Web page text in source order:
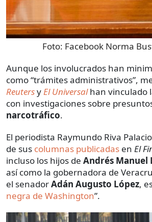
Foto: Facebook Norma
Aunque los involucrados han
como “trámites administrativos”,
ReutersyEl Universalhan vinculado
con investigaciones sobre
narcotráfico.
El periodista Raymundo Riva
de sus columnas publicadas en El
incluso los hijos de Andrés Manuel
así como la gobernadora de
el senadorAdán Augusto López,
negra de Washington”.